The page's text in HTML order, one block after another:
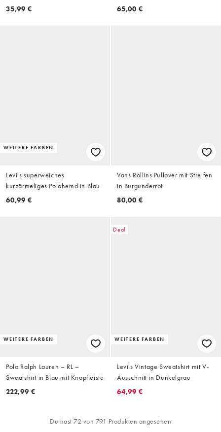
35,99 €
Coffee/Wollweiß mit den drei
65,00 €
WEITERE FARBEN
Levi's superweiches
kurzärmeliges Polohemd in Blau
60,99 €
Vans Rollins Pullover mit Streifen
in Burgunderrot
80,00 €
WEITERE FARBEN
Polo Ralph Lauren – RL –
Sweatshirt in Blau mit Knopfleiste
222,99 €
Deal
WEITERE FARBEN
Levi's Vintage Sweatshirt mit V-
Ausschnitt in Dunkelgrau
64,99 €
Du hast 72 von 791 Produkten angesehen